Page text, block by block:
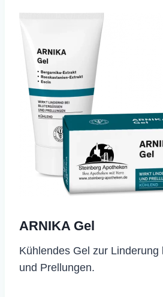
ARNIKA Gel
​Kühlendes Gel zur Linderung
und Prellungen.